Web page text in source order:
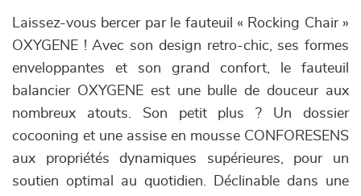
Laissez-vous bercer par le fauteuil « Rocking Chair »
OXYGENE ! Avec son design retro-chic, ses formes
enveloppantes et son grand confort, le fauteuil
balancier OXYGENE est une bulle de douceur aux
nombreux atouts. Son petit plus ? Un dossier
cocooning et une assise en mousse CONFORESENS
aux propriétés dynamiques supérieures, pour un
soutien optimal au quotidien. Déclinable dans une